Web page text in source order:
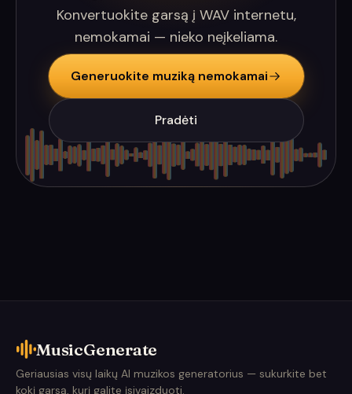
Konvertuokite garsą į WAV internetu,
nemokamai — nieko neįkeliama.
Generuokite muziką nemokamai
Pradėti
MusicGenerate
Geriausias visų laikų AI muzikos generatorius — sukurkite bet
kokį garsą, kurį galite įsivaizduoti.